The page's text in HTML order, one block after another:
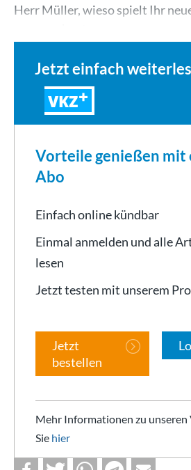
Herr Müller, wieso spielt Ihr
Jetzt einfach
VKZ
Vorteile genießen mit
Abo
Einfach online kündbar
Einmal anmelden und alle
lesen
Jetzt testen mit unserem
Jetzt
bestellen
Mehr Informationen zu
Sie hier